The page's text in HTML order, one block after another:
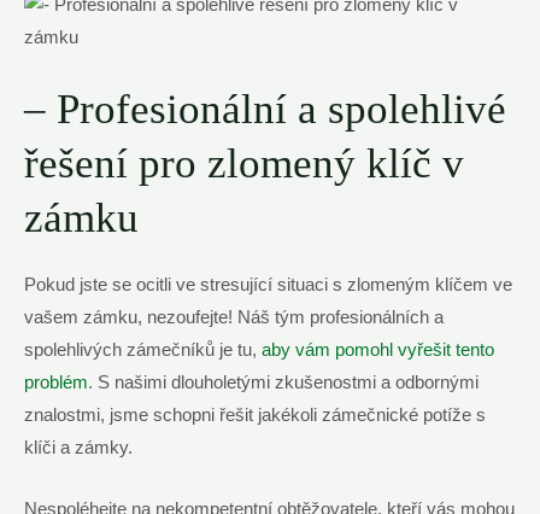
– Profesionální a spolehlivé
řešení pro zlomený klíč v
zámku
Pokud jste se ocitli ve stresující situaci s zlomeným klíčem ve
vašem zámku, nezoufejte! Náš tým profesionálních a
spolehlivých zámečníků je tu, aby vám pomohl vyřešit tento
problém. S našimi dlouholetými zkušenostmi a odbornými
znalostmi, jsme schopni řešit jakékoli zámečnické potíže s
klíči a zámky.
Nespoléhejte na nekompetentní obtěžovatele, kteří vás mohou